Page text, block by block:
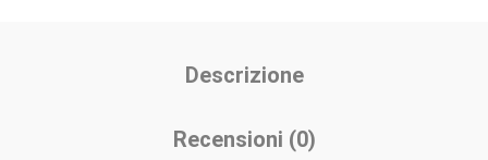
Descrizione
Recensioni (0)